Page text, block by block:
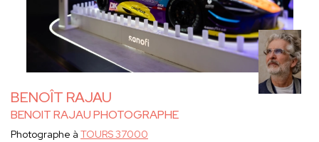
BENOÎT RAJAU
BENOIT RAJAU PHOTOGRAPHE
Photographe à TOURS 37000